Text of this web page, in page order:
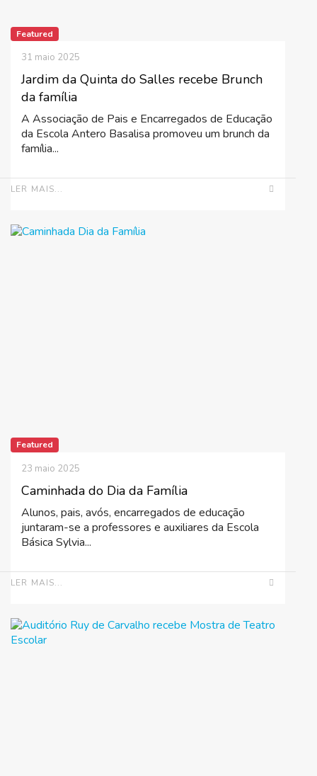
Featured
Jardim da Quinta do Salles recebe Brunch
da família
31 maio 2025
A Associação de Pais e Encarregados de Educação
da Escola Antero Basalisa promoveu um brunch da
família...
LER MAIS...
Featured
Caminhada do Dia da Família
23 maio 2025
Alunos, pais, avós, encarregados de educação
juntaram-se a professores e auxiliares da Escola
Básica Sylvia...
LER MAIS...